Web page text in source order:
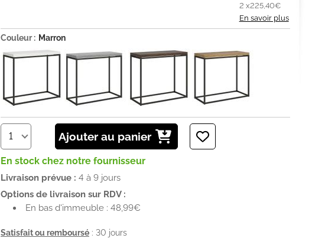
2 x225,40€
En savoir plus
Couleur : Marron
Ajouter au panier
En stock chez notre fournisseur
Livraison prévue : 4 à 9 jours
Options de livraison sur RDV :
En bas d'immeuble : 48,99€
Satisfait ou remboursé : 30 jours